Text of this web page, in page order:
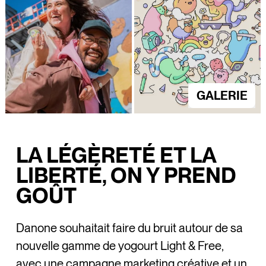
GALERIE
LA LÉGÈRETÉ ET LA
LIBERTÉ, ON Y PREND
GOÛT
Danone souhaitait faire du bruit autour de sa
nouvelle gamme de yogourt Light & Free,